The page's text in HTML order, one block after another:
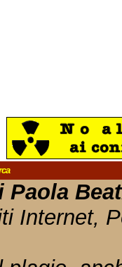
Paola
Internet,